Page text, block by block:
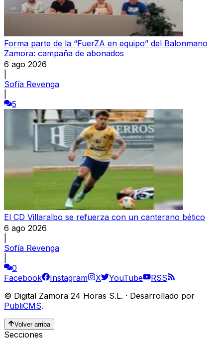
Forma parte de la “FuerZA en equipo” del Balonmano
Zamora: campaña de abonados
6 ago 2026
Sofía Revenga
5
El CD Villaralbo se refuerza con un canterano bético
6 ago 2026
Sofía Revenga
0
Facebook
Instagram X YouTube
RSS
© Digital Zamora 24 Horas S.L. · Desarrollado por
PubliCMS.
Volver arriba
Secciones